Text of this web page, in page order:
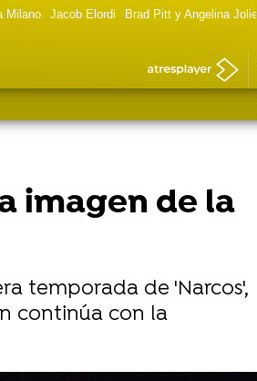
Milano Jacob Elordi Brad Pitt y Angelina Jolie
imagen de la
temporada de 'Narcos',
continúa con la